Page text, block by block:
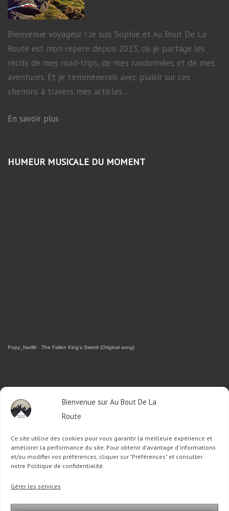
Bienvenue sur Au Bout De La
Route
Ce site utilise des cookies pour vous garantir la meilleure expérience et
améliorer la performance du site. Pour obtenir d'avantage d'informations
et/ou modifier vos préférences, cliquer sur "Préférences" et consulter
notre Politique de confidentialité.
Gérer les services
Bienvenue voyageur ! Je suis Sophie et Au Bout De La
Route est mon repère depuis 2013, où je partage les
récits de mes road-trips, de mes randonnées et de mes
aventures. Et je t'emmènerais avec plaisir sur ces
chemins à travers mes articles...
En savoir plus
HUMEUR MUSICALE DU MOMENT
Popy_Itarillë · The Fallen King's Sword (Original song)
RETROUVEZ-MOI SUR FACEBOOK
OU SUR TWITTER
Follow @Sophie_ABDLRTweet to @Sophie_ABDLR